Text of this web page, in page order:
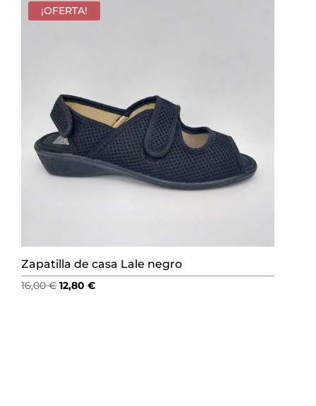
era:
¡OFERTA!
Zapatilla de casa Lale negro
16,00€El
12,80€El